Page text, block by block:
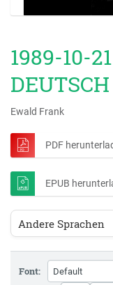
1989-10-
DEUTSCH
Ewald Frank
PDF
EPUB
Andere Sprachen
Font: